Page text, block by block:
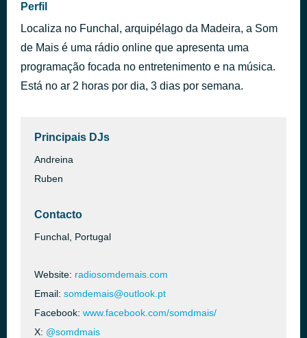
Eu Descasco-Lhe a Banana
Rosinha
no tiene sentido
Beéle & Farruko
há 54 minutos
Perfil
Localiza no Funchal, arquipélago da Madeira, a Som
de Mais é uma rádio online que apresenta uma
programação focada no entretenimento e na música.
Está no ar 2 horas por dia, 3 dias por semana.
Principais DJs
Andreina
Ruben
Contacto
Funchal, Portugal
Website: radiosomdemais.com
Email: somdemais@outlook.pt
Facebook: www.facebook.com/somdmais/
X: @somdmais